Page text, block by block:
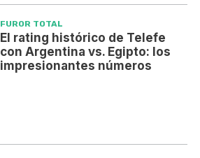
FUROR TOTAL
El rating histórico de Telefe
con Argentina vs. Egipto: los
impresionantes números